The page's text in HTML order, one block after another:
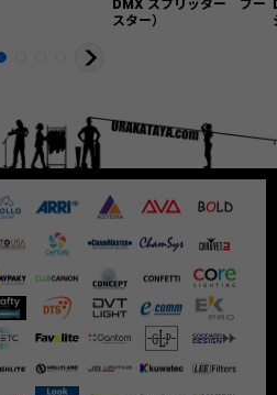
DMX スプリッター ブー
スター）